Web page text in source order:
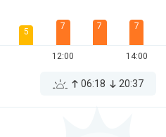
5
7
12:00
7 7
14:00
06:18 20:37